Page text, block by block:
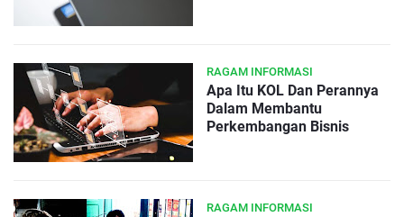
RAGAM INFORMASI
Apa Itu KOL Dan Perannya
Dalam Membantu
Perkembangan Bisnis
RAGAM INFORMASI